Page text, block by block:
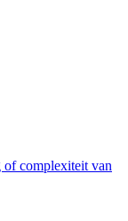
of complexiteit van